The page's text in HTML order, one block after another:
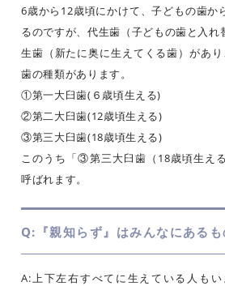
6歳から12歳頃にかけて、子どもの歯か
るのですが、代生歯（子どもの歯と入れ
生歯（新たに奥に生えてくる歯）があ
歯の種類があります。
①第一大臼歯(６歳頃生える)
②第二大臼歯(12歳頃生える)
③第三大臼歯(18歳頃生える)
このうち「③第三大臼歯（18歳頃生え
呼ばれます。
Q:『親知らず』はみんなにあるも
A:上下左右すべてに生えている人も